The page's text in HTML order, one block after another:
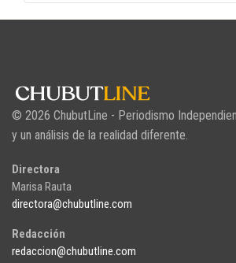
© 2026 ChubutLine - Periodismo
y un análisis de la realidad diferente.
Directora
Marisa Rauta
directora@chubutline.com
Redacción
redaccion@chubutline.com